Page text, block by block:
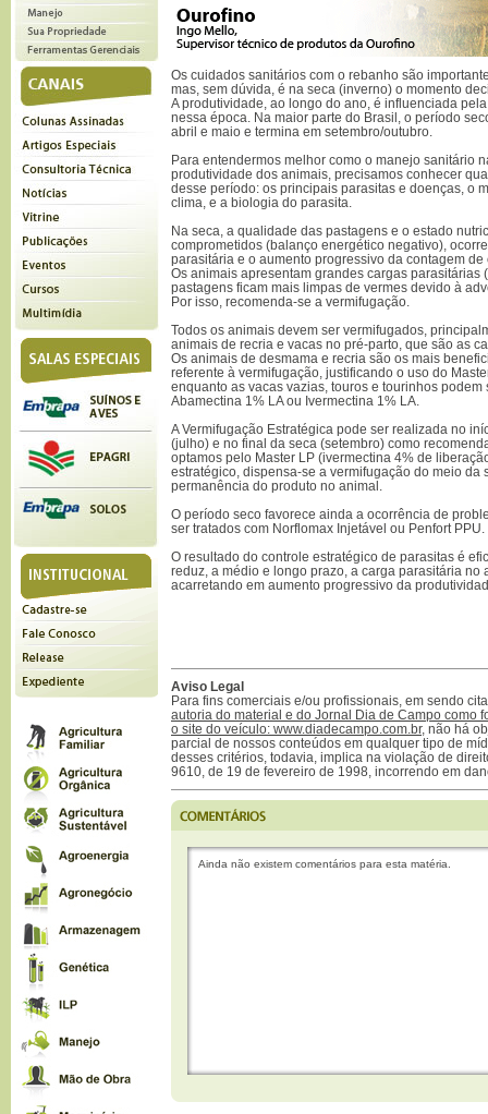
Os cuidados sanitários com o rebanho são
mas, sem dúvida, é na seca (inverno) o momento
A produtividade, ao longo do ano, é influenciada
nessa época. Na maior parte do Brasil, o período
abril e maio e termina em setembro/outubro.
Para entendermos melhor como o manejo sanitário
produtividade dos animais, precisamos conhecer
desse período: os principais parasitas e doenças, o
clima, e a biologia do parasita.
Na seca, a qualidade das pastagens e o estado
comprometidos (balanço energético negativo),
parasitária e o aumento progressivo da contagem de
Os animais apresentam grandes cargas parasitárias
pastagens ficam mais limpas de vermes devido à
Por isso, recomenda-se a vermifugação.
Todos os animais devem ser vermifugados,
animais de recria e vacas no pré-parto, que são as
Os animais de desmama e recria são os mais
referente à vermifugação, justificando o uso do
enquanto as vacas vazias, touros e tourinhos podem
Abamectina 1% LA ou Ivermectina 1% LA.
A Vermifugação Estratégica pode ser realizada no
(julho) e no final da seca (setembro) como
optamos pelo Master LP (ivermectina 4% de
estratégico, dispensa-se a vermifugação do meio da
permanência do produto no animal.
O período seco favorece ainda a ocorrência de
ser tratados com Norflomax Injetável ou Penfort PPU.
O resultado do controle estratégico de parasitas é
reduz, a médio e longo prazo, a carga parasitária no
acarretando em aumento progressivo da
Aviso Legal
Para fins comerciais e/ou profissionais, em sendo
autoria do material e do Jornal Dia de Campo como
o site do veículo: www.diadecampo.com.br, não há
parcial de nossos conteúdos em qualquer tipo de
desses critérios, todavia, implica na violação de
9610, de 19 de fevereiro de 1998, incorrendo em
Ainda não existem comentários para esta matéria.